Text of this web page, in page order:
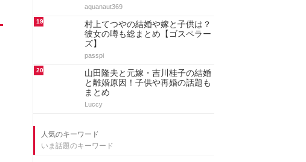
aquanaut369
19
村上てつやの結婚や嫁と子供は？
彼女の噂も総まとめ【ゴスペラー
ズ】
passpi
20
山田隆夫と元嫁・吉川桂子の結婚
と離婚原因！子供や再婚の話題も
まとめ
Luccy
人気のキーワード
いま話題のキーワード